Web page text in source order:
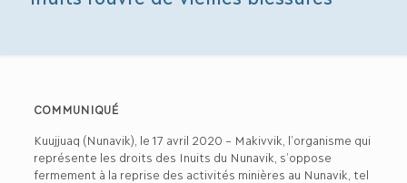
COMMUNIQUÉ
Kuujjuaq (Nunavik), le 17 avril 2020 – Makivvik, l’organisme qui
représente les droits des Inuits du Nunavik, s’oppose
fermement à la reprise des activités minières au Nunavik, tel